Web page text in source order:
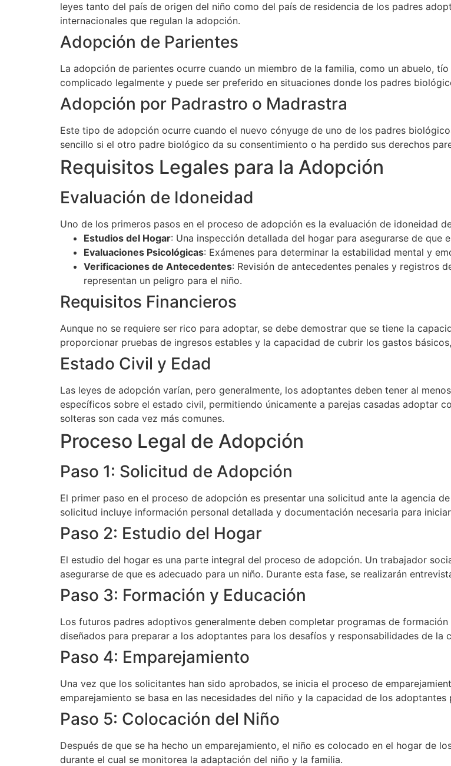
leyes tanto del país de origen del niño como del país de residencia de los padres
internacionales que regulan la adopción.
Adopción de Parientes
La adopción de parientes ocurre cuando un miembro de la familia, como un abuelo,
complicado legalmente y puede ser preferido en situaciones donde los padres
Adopción por Padrastro o Madrastra
Este tipo de adopción ocurre cuando el nuevo cónyuge de uno de los padres
sencillo si el otro padre biológico da su consentimiento o ha perdido sus derechos
Requisitos Legales para la Adopción
Evaluación de Idoneidad
Uno de los primeros pasos en el proceso de adopción es la evaluación de idoneidad
Estudios del Hogar: Una inspección detallada del hogar para asegurarse de que
Evaluaciones Psicológicas: Exámenes para determinar la estabilidad mental y
Verificaciones de Antecedentes: Revisión de antecedentes penales y registros
representan un peligro para el niño.
Requisitos Financieros
Aunque no se requiere ser rico para adoptar, se debe demostrar que se tiene la
proporcionar pruebas de ingresos estables y la capacidad de cubrir los gastos
Estado Civil y Edad
Las leyes de adopción varían, pero generalmente, los adoptantes deben tener al
específicos sobre el estado civil, permitiendo únicamente a parejas casadas adoptar
solteras son cada vez más comunes.
Proceso Legal de Adopción
Paso 1: Solicitud de Adopción
El primer paso en el proceso de adopción es presentar una solicitud ante la agencia
solicitud incluye información personal detallada y documentación necesaria para
Paso 2: Estudio del Hogar
El estudio del hogar es una parte integral del proceso de adopción. Un trabajador
asegurarse de que es adecuado para un niño. Durante esta fase, se realizarán
Paso 3: Formación y Educación
Los futuros padres adoptivos generalmente deben completar programas de
diseñados para preparar a los adoptantes para los desafíos y responsabilidades de la
Paso 4: Emparejamiento
Una vez que los solicitantes han sido aprobados, se inicia el proceso de
emparejamiento se basa en las necesidades del niño y la capacidad de los adoptantes
Paso 5: Colocación del Niño
Después de que se ha hecho un emparejamiento, el niño es colocado en el hogar de
durante el cual se monitorea la adaptación del niño y la familia.